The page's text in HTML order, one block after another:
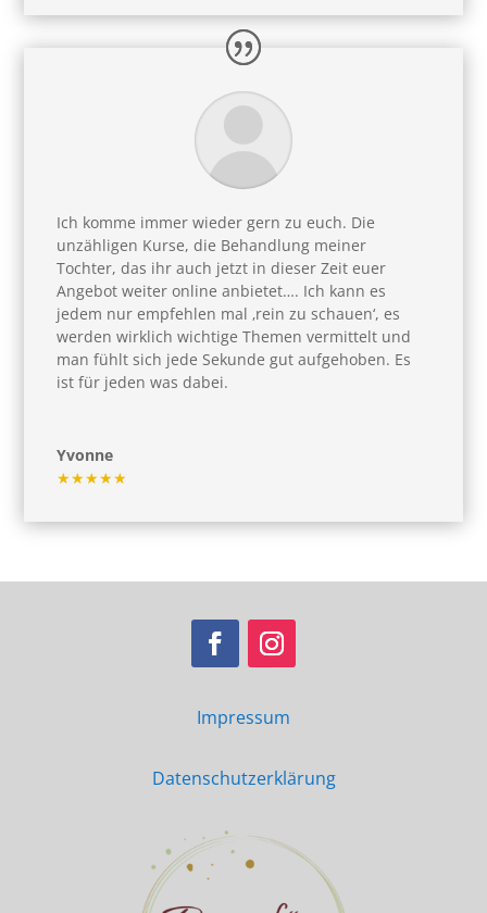
Ich komme immer wieder gern zu euch. Die
unzähligen Kurse, die Behandlung meiner
Tochter, das ihr auch jetzt in dieser Zeit euer
Angebot weiter online anbietet…. Ich kann es
jedem nur empfehlen mal ‚rein zu schauen‘, es
werden wirklich wichtige Themen vermittelt und
man fühlt sich jede Sekunde gut aufgehoben. Es
ist für jeden was dabei.
Yvonne
★★★★★
Impressum
Datenschutzerklärung